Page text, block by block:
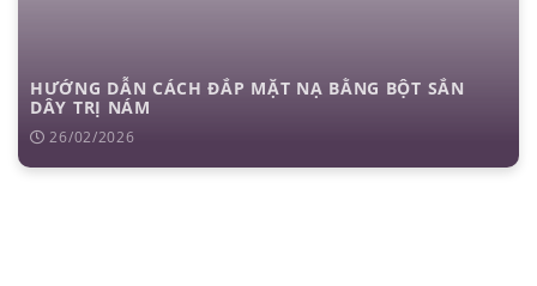
HƯỚNG DẪN CÁCH ĐẮP MẶT NẠ BẰNG BỘT SẮN
DÂY TRỊ NÁM
26/02/2026